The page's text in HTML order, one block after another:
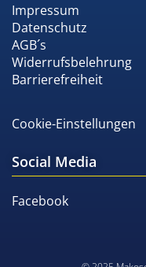
Impressum
Datenschutz
AGB´s
Widerrufsbelehrung
Barrierefreiheit
Cookie-Einstellungen
Social Media
Facebook